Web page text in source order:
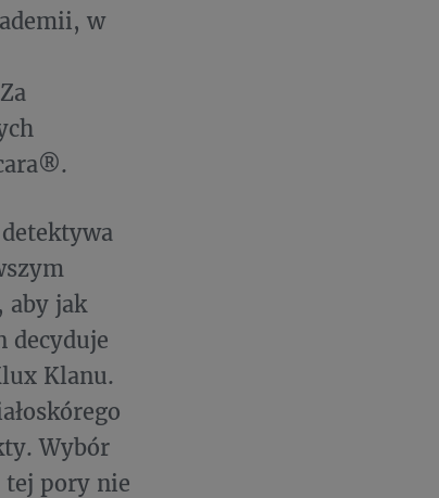
w
aby jak
decyduje
Klanu.
Wybór
tej pory nie